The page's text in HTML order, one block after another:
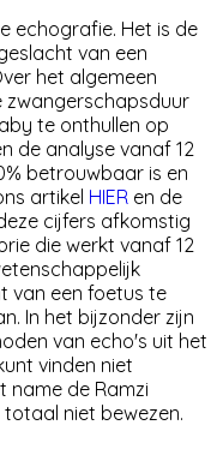
echografie. Het is de
van een
het algemeen
zwangerschapsduur
te onthullen op
de analyse vanaf 12
betrouwbaar is en
artikel HIER en de
cijfers afkomstig
die werkt vanaf 12
van een foetus te
In het bijzonder zijn
van echo's uit het
vinden niet
name de Ramzi
niet bewezen.